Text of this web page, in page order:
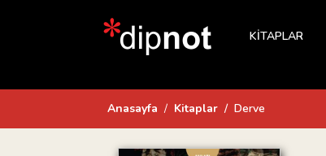
KİTAPLAR
Anasayfa Kitaplar Derve